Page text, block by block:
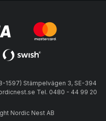
1597) Stämpelvägen 3, SE-394
Tel. 0480 - 44 99 20
Nordic Nest AB